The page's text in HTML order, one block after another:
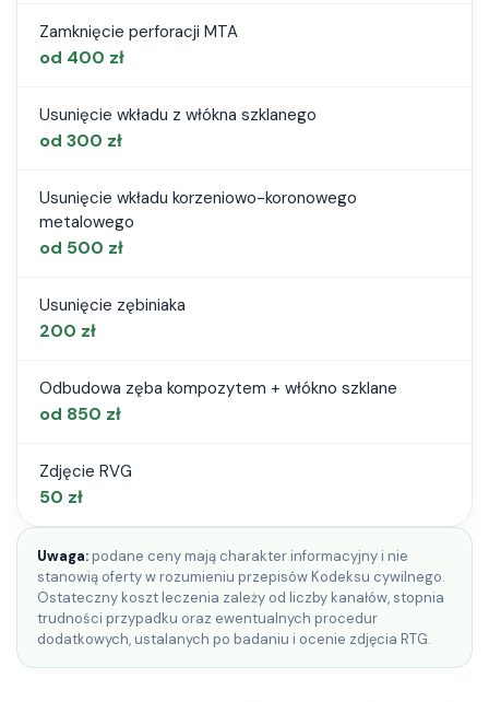
Zamknięcie perforacji MTA
od 400 zł
Usunięcie wkładu z włókna szklanego
od 300 zł
Usunięcie wkładu korzeniowo-koronowego
metalowego
od 500 zł
Usunięcie zębiniaka
200 zł
Odbudowa zęba kompozytem + włókno szklane
od 850 zł
Zdjęcie RVG
50 zł
Uwaga: podane ceny mają charakter informacyjny i nie
stanowią oferty w rozumieniu przepisów Kodeksu cywilnego.
Ostateczny koszt leczenia zależy od liczby kanałów, stopnia
trudności przypadku oraz ewentualnych procedur
dodatkowych, ustalanych po badaniu i ocenie zdjęcia RTG.